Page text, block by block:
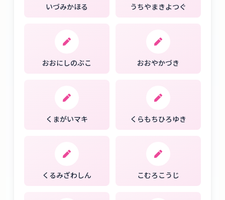
いづみかほる うちやまきよつぐ
おおにしのぶこ おおやかづき
くまがいマキ くらもちひろゆき
くるみざわしん こむろこうじ